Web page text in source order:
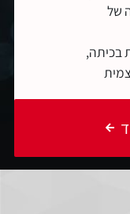
של
בכיתה,